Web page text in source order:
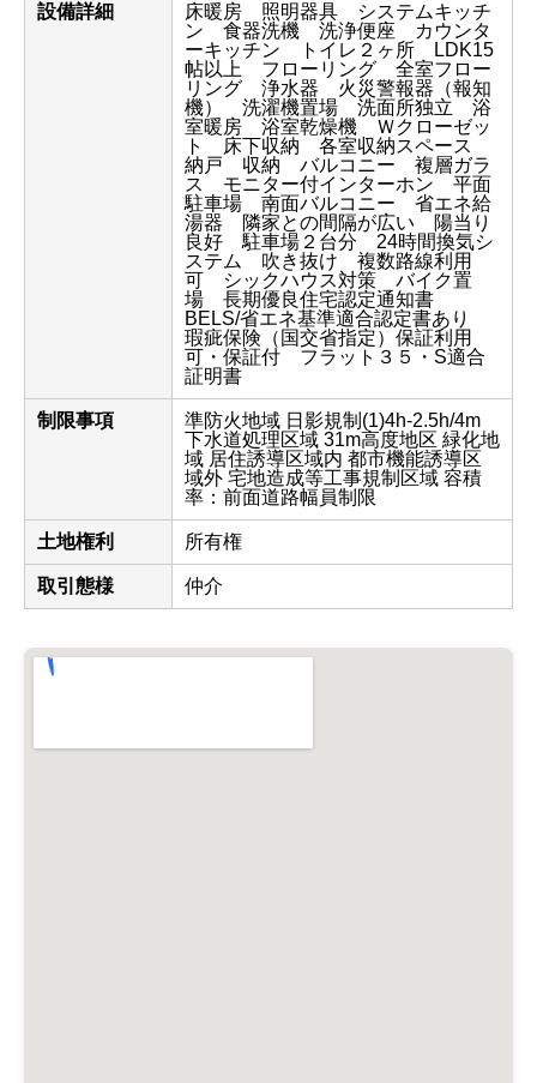
設備詳細
床暖房 照明器具 システムキッチ
ン 食器洗機 洗浄便座 カウンタ
ーキッチン トイレ２ヶ所 LDK15
帖以上 フローリング 全室フロー
リング 浄水器 火災警報器（報知
機） 洗濯機置場 洗面所独立 浴
室暖房 浴室乾燥機 Ｗクローゼッ
ト 床下収納 各室収納スペース
納戸 収納 バルコニー 複層ガラ
ス モニター付インターホン 平面
駐車場 南面バルコニー 省エネ給
湯器 隣家との間隔が広い 陽当り
良好 駐車場２台分 24時間換気シ
ステム 吹き抜け 複数路線利用
可 シックハウス対策 バイク置
場 長期優良住宅認定通知書
BELS/省エネ基準適合認定書あり
瑕疵保険（国交省指定）保証利用
可・保証付 フラット３５・S適合
証明書
制限事項
準防火地域 日影規制(1)4h-2.5h/4m
下水道処理区域 31m高度地区 緑化地
域 居住誘導区域内 都市機能誘導区
域外 宅地造成等工事規制区域 容積
率：前面道路幅員制限
土地権利 所有権
取引態様 仲介